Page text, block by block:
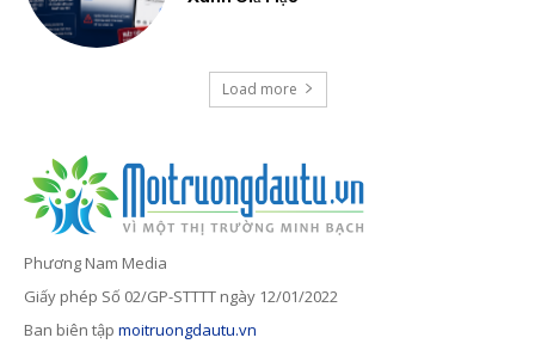
Load more
Phương Nam Media
Giấy phép Số 02/GP-STTTT ngày 12/01/2022
Ban biên tập moitruongdautu.vn